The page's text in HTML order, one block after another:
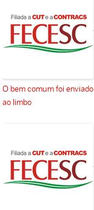
O bem comum foi enviado
ao limbo